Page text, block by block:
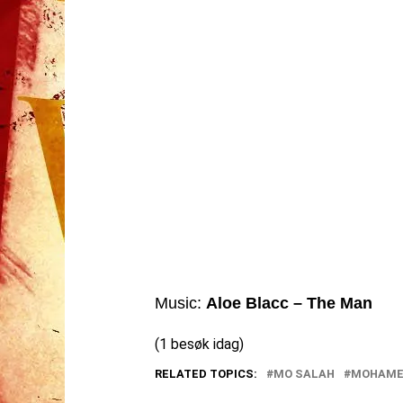
Music: Aloe Blacc – The Man
(1 besøk idag)
RELATED TOPICS: MO SALAH